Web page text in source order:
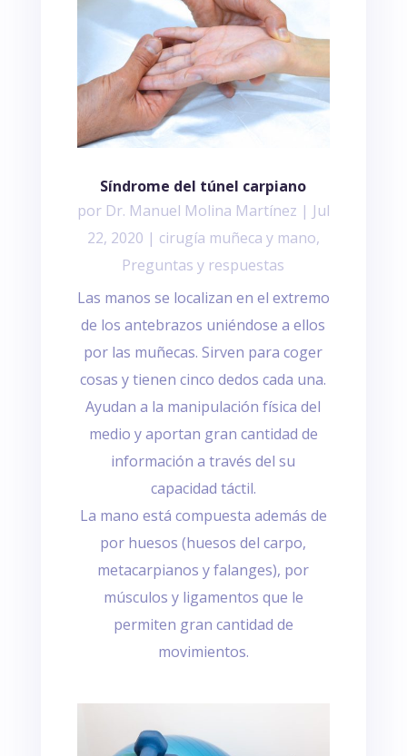
Síndrome del túnel carpiano
por Dr. Manuel Molina Martínez | Jul
22, 2020 | cirugía muñeca y mano,
Preguntas y respuestas
Las manos se localizan en el extremo
de los antebrazos uniéndose a ellos
por las muñecas. Sirven para coger
cosas y tienen cinco dedos cada una.
Ayudan a la manipulación física del
medio y aportan gran cantidad de
información a través del su
capacidad táctil.
La mano está compuesta además de
por huesos (huesos del carpo,
metacarpianos y falanges), por
músculos y ligamentos que le
permiten gran cantidad de
movimientos.